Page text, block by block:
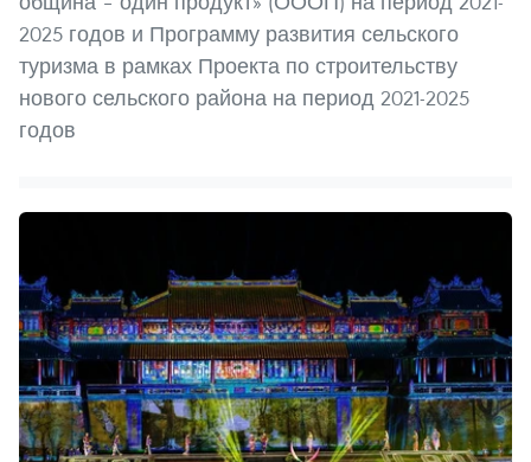
2025 годов и Программу развития сельского
туризма в рамках Проекта по строительству
нового сельского района на период 2021-2025
годов